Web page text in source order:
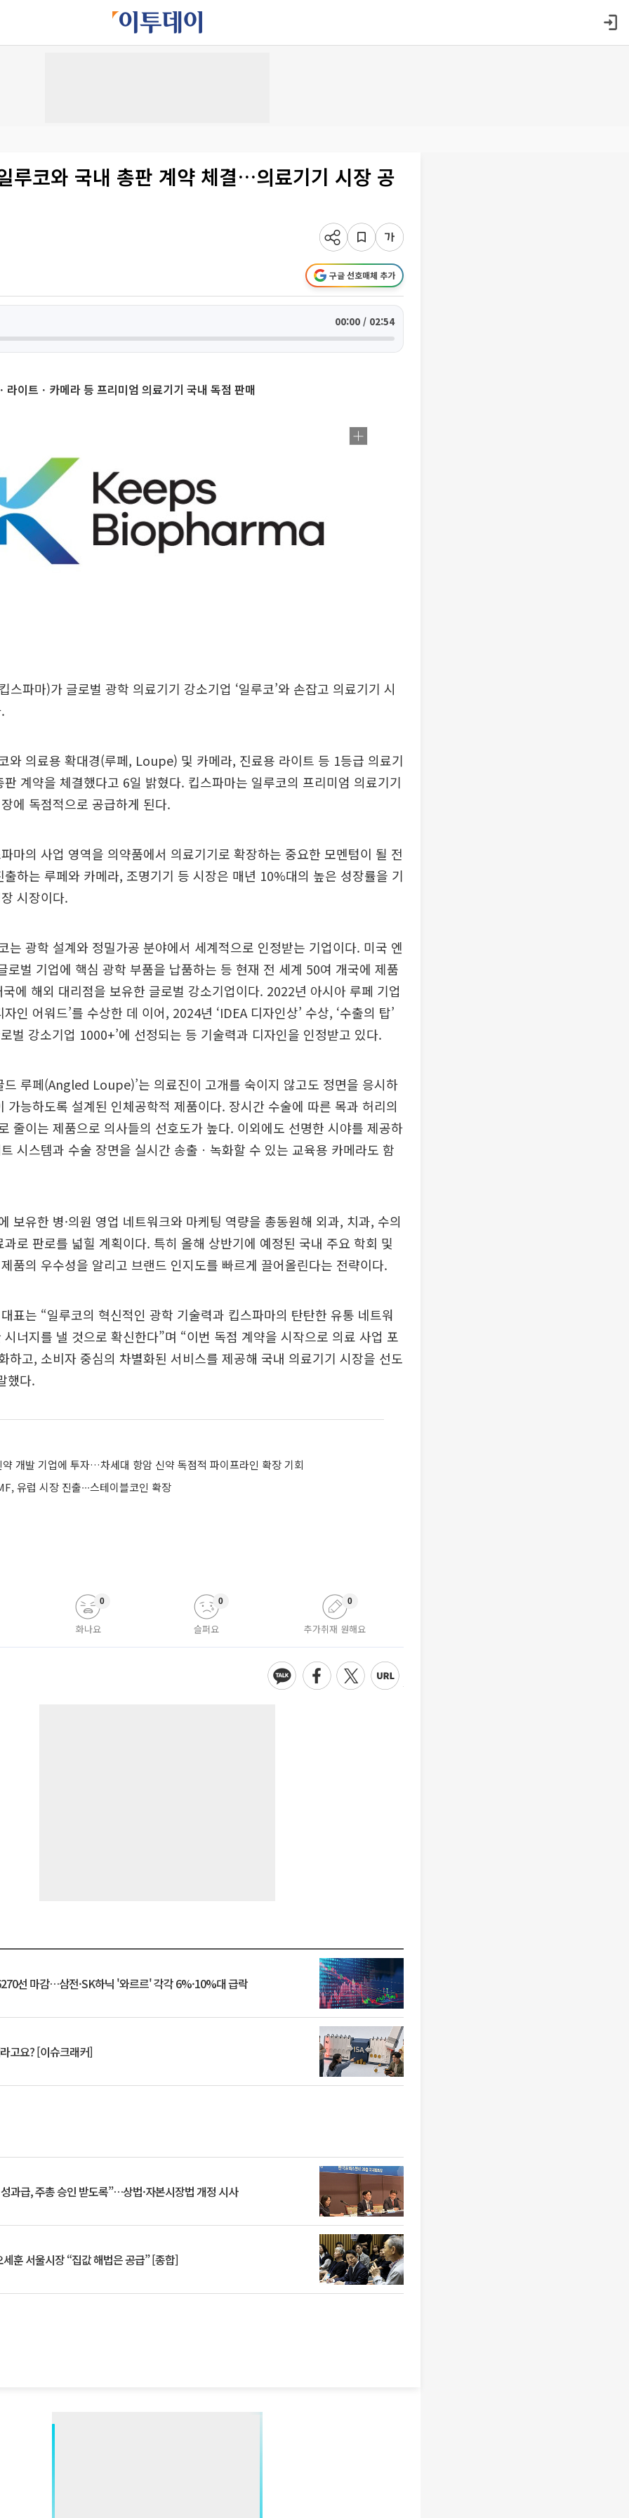
루코와 국내 총판 계약 체결…의료기기 시장 공
구글 선호매체 추가
00:00 / 02:54
라이트ㆍ카메라 등 프리미엄 의료기기 국내 독점 판매
스파마)가 글로벌 광학 의료기기 강소기업 ‘일루코’와 손잡고 의료기기 시
와 의료용 확대경(루페, Loupe) 및 카메라, 진료용 라이트 등 1등급 의료기
계약을 체결했다고 6일 밝혔다. 킵스파마는 일루코의 프리미엄 의료기기
에 독점적으로 공급하게 된다.
마의 사업 영역을 의약품에서 의료기기로 확장하는 중요한 모멘텀이 될 전
출하는 루페와 카메라, 조명기기 등 시장은 매년 10%대의 높은 성장률을 기
시장이다.
는 광학 설계와 정밀가공 분야에서 세계적으로 인정받는 기업이다. 미국 엔
로벌 기업에 핵심 광학 부품을 납품하는 등 현재 전 세계 50여 개국에 제품
에 해외 대리점을 보유한 글로벌 강소기업이다. 2022년 아시아 루페 기업
인 어워드’를 수상한 데 이어, 2024년 ‘IDEA 디자인상’ 수상, ‘수출의 탑’
벌 강소기업 1000+’에 선정되는 등 기술력과 디자인을 인정받고 있다.
드 루페(Angled Loupe)’는 의료진이 고개를 숙이지 않고도 정면을 응시하
가능하도록 설계된 인체공학적 제품이다. 장시간 수술에 따른 목과 허리의
줄이는 제품으로 의사들의 선호도가 높다. 이외에도 선명한 시야를 제공하
시스템과 수술 장면을 실시간 송출ㆍ녹화할 수 있는 교육용 카메라도 함
보유한 병·의원 영업 네트워크와 마케팅 역량을 총동원해 외과, 치과, 수의
로 판로를 넓힐 계획이다. 특히 올해 상반기에 예정된 국내 주요 학회 및
품의 우수성을 알리고 브랜드 인지도를 빠르게 끌어올린다는 전략이다.
표는 “일루코의 혁신적인 광학 기술력과 킵스파마의 탄탄한 유통 네트워
너지를 낼 것으로 확신한다”며 “이번 독점 계약을 시작으로 의료 사업 포
하고, 소비자 중심의 차별화된 서비스를 제공해 국내 의료기기 시장을 선도
했다.
개발 기업에 투자…차세대 항암 신약 독점적 파이프라인 확장 기회
유럽 시장 진출∙∙∙스테이블코인 확장
화나요
0
슬퍼요
0
추가취재 원해요
0
선 마감…삼전·SK하닉 '와르르' 각각 6%·10%대 급락
고요? [이슈크래커]
과급, 주총 승인 받도록”…상법·자본시장법 개정 시사
훈 서울시장 “집값 해법은 공급” [종합]